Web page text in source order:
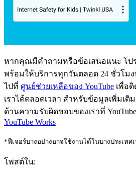
หากคุณมีคำถามหรือข้อเสนอแนะ โปร
พร้อมให้บริการทุกวันตลอด 24 ชั่วโมงที่
ไปที่ ศูนย์ช่วยเหลือของ YouTube เพื่อ
เราได้ตลอดเวลา สำหรับข้อมูลเพิ่มเติ
ด้านความรับผิดชอบของเราที่
YouTube Works
*ฟีเจอร์บางอย่างอาจใช้งานได้ในบางประเทศ
โพสต์ใน: